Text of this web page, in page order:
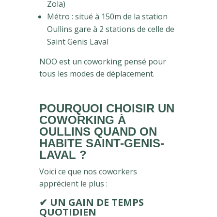
Zola)
Métro : situé à 150m de la station
Oullins gare à 2 stations de celle de
Saint Genis Laval
NOO est un coworking pensé pour
tous les modes de déplacement.
POURQUOI CHOISIR UN
COWORKING À
OULLINS QUAND ON
HABITE SAINT-GENIS-
LAVAL ?
Voici ce que nos coworkers
apprécient le plus :
✔ UN GAIN DE TEMPS
QUOTIDIEN